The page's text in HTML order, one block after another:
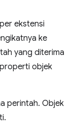
ekstensi
ke
yang diterima
objek
perintah. Objek